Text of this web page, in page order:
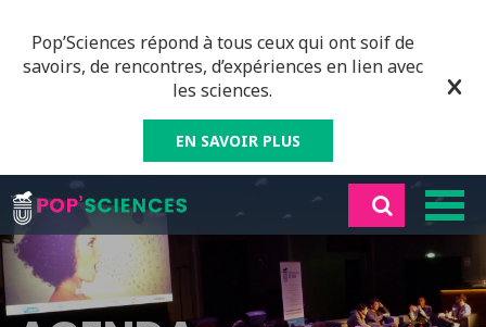
Pop’Sciences répond à tous ceux qui ont soif de
savoirs, de rencontres, d’expériences en lien avec
les sciences.
EN SAVOIR PLUS